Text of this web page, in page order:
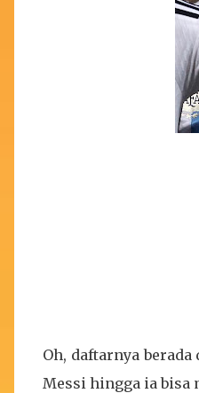
Oh, daftarnya
Messi hingga ia bisa